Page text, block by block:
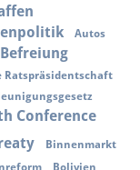
Autos
Befreiung
Ratspräsidentschaft
Conference
Binnenmarkt
Bolivien